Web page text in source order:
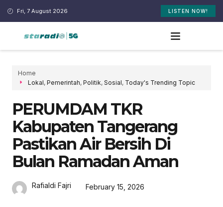
Fri, 7 August 2026 LISTEN NOW!
Home
Lokal, Pemerintah, Politik, Sosial, Today's Trending Topic
PERUMDAM TKR
Kabupaten Tangerang
Pastikan Air Bersih Di
Bulan Ramadan Aman
Rafialdi Fajri February 15, 2026